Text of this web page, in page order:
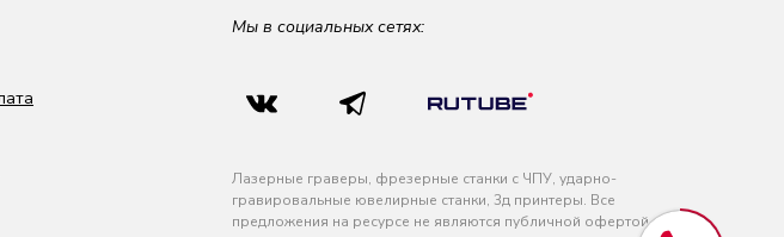
Мы в социальных сетях:
Лазерные граверы, фрезерные станки с ЧПУ, ударно-
гравировальные ювелирные станки, 3д принтеры. Все
предложения на ресурсе не являются публичной офертой